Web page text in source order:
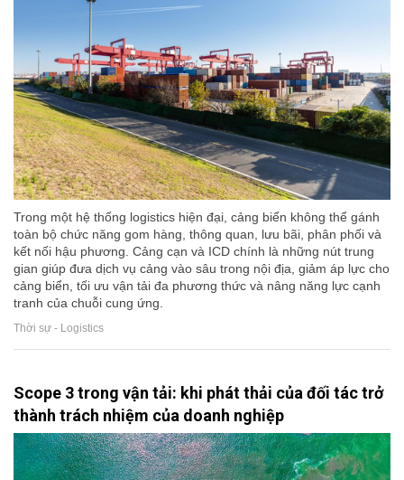
Trong một hệ thống logistics hiện đại, cảng biển không thể gánh
toàn bộ chức năng gom hàng, thông quan, lưu bãi, phân phối và
kết nối hậu phương. Cảng cạn và ICD chính là những nút trung
gian giúp đưa dịch vụ cảng vào sâu trong nội địa, giảm áp lực cho
cảng biển, tối ưu vận tải đa phương thức và nâng năng lực cạnh
tranh của chuỗi cung ứng.
Thời sự - Logistics
Scope 3 trong vận tải: khi phát thải của đối tác trở
thành trách nhiệm của doanh nghiệp